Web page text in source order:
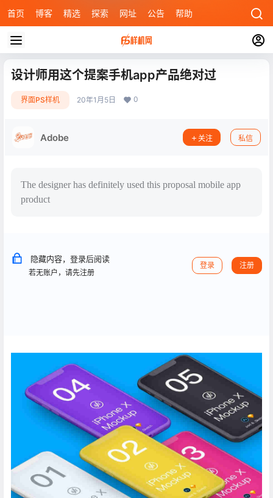
首页 博客 精选 探索 网址 公告 帮助
设计师用这个提案手机app产品绝对过
界面PS样机 20年1月5日 0
Adobe 关注 私信
The designer has definitely used this proposal mobile app
product
隐藏内容，登录后阅读
若无账户，请先注册
登录 注册